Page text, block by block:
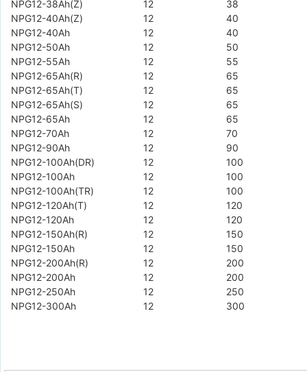
NPG12-38Ah(Z) 12
38
NPG12-40Ah(Z)
12
40
NPG12-40Ah
12
40
NPG12-50Ah
12
50
NPG12-55Ah
12
55
NPG12-65Ah(R)
12
65
NPG12-65Ah(T)
12
65
NPG12-65Ah(S)
12
65
NPG12-65Ah
12
65
NPG12-70Ah
12
70
NPG12-90Ah
12
90
NPG12-100Ah(DR)
12
100
NPG12-100Ah
12
100
NPG12-100Ah(TR)
12
100
NPG12-120Ah(T)
12
120
NPG12-120Ah
12
120
NPG12-150Ah(R)
12
150
NPG12-150Ah
12
150
NPG12-200Ah(R)
12
200
NPG12-200Ah
12
200
NPG12-250Ah
12
250
NPG12-300Ah
12 300